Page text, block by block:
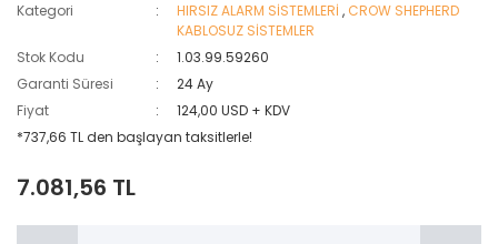
Kategori HIRSIZ ALARM SİSTEMLERİ , CROW SHEPHERD
KABLOSUZ SİSTEMLER
Stok Kodu
1.03.99.59260
Garanti Süresi
24 Ay
Fiyat
124,00 USD + KDV
*737,66 TL den başlayan taksitlerle!
7.081,56 TL